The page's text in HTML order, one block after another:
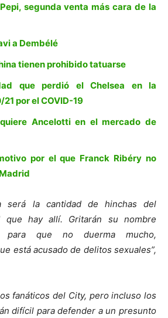
segunda venta más cara de la
a Dembélé
tienen prohibido tatuarse
que perdió el Chelsea en la
por el COVID-19
Ancelotti en el mercado de
motivo por el que Franck Ribéry no
será la cantidad de hinchas del
que hay allí. Gritarán su nombre
para que no duerma mucho,
está acusado de delitos sexuales”,
fanáticos del City, pero incluso los
difícil para defender a un presunto